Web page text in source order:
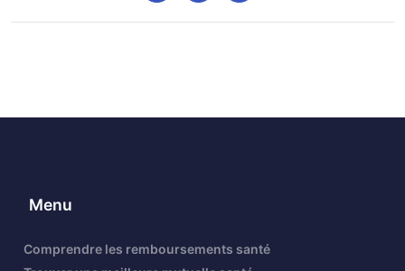
Menu
Comprendre les remboursements santé